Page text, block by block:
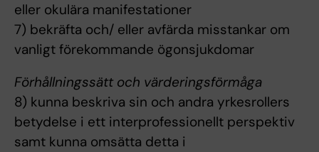
eller okulära manifestationer
7) bekräfta och/ eller avfärda misstankar om
vanligt förekommande ögonsjukdomar
Förhållningssätt och värderingsförmåga
8) kunna beskriva sin och andra yrkesrollers
betydelse i ett interprofessionellt perspektiv
samt kunna omsätta detta i